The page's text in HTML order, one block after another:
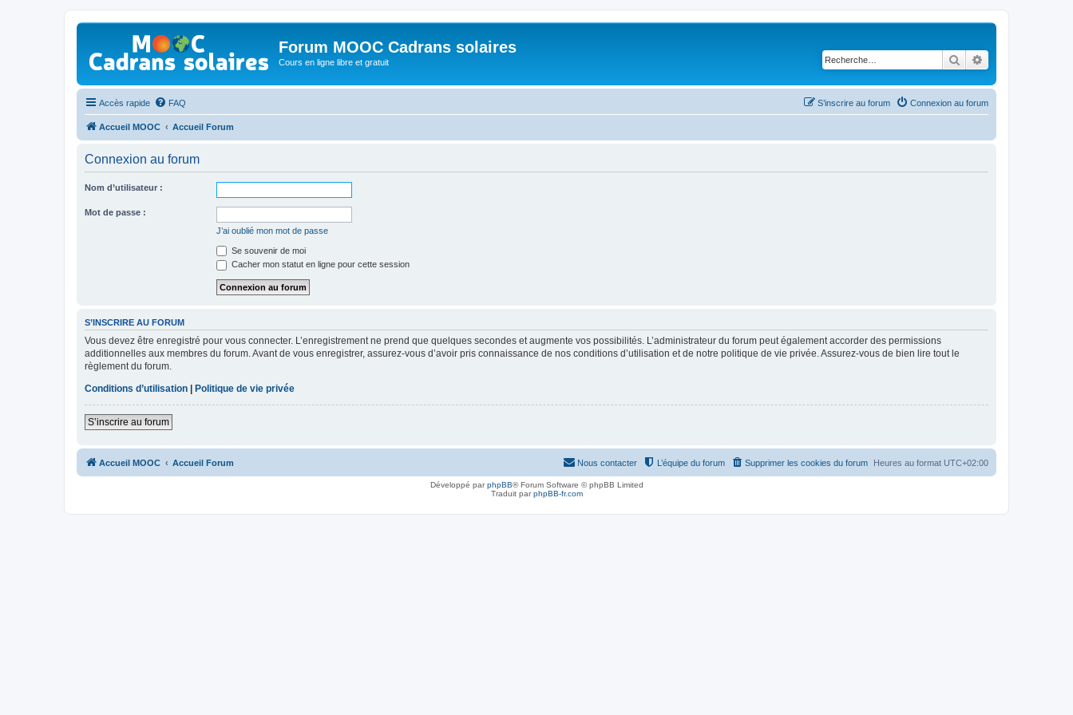
Forum MOOC Cadrans solaires
Cours en ligne libre et gratuit Rechercher
Accès rapide FAQ Connexion au forum
S’inscrire au forum
Accueil MOOC Accueil Forum
Connexion au forum
Nom d’utilisateur :
Mot de passe :
J’ai oublié mon mot de passe
Se souvenir de moi
Cacher mon statut en ligne pour cette session
S’INSCRIRE AU FORUM
Vous devez être enregistré pour vous connecter. L’enregistrement ne prend que quelques secondes et augmente vos possibilités. L’administrateur du forum peut également accorder des permissions
additionnelles aux membres du forum. Avant de vous enregistrer, assurez-vous d’avoir pris connaissance de nos conditions d’utilisation et de notre politique de vie privée. Assurez-vous de bien lire tout le
règlement du forum.
Conditions d’utilisation
Politique de vie privée
S’inscrire au forum
Accueil MOOC Accueil Forum Heures au format UTC+02:00
Supprimer les cookies du forum
L’équipe du forum
Nous contacter
Développé parphpBB® Forum Software © phpBB Limited
Traduit parphpBB-fr.com